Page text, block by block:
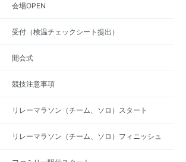
会場OPEN
受付（検温チェックシート提出）
開会式
競技注意事項
リレーマラソン（チーム、ソロ）スタート
リレーマラソン（チーム、ソロ）フィニッシュ